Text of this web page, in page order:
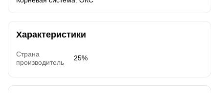
Характеристики
Страна
производитель
25%